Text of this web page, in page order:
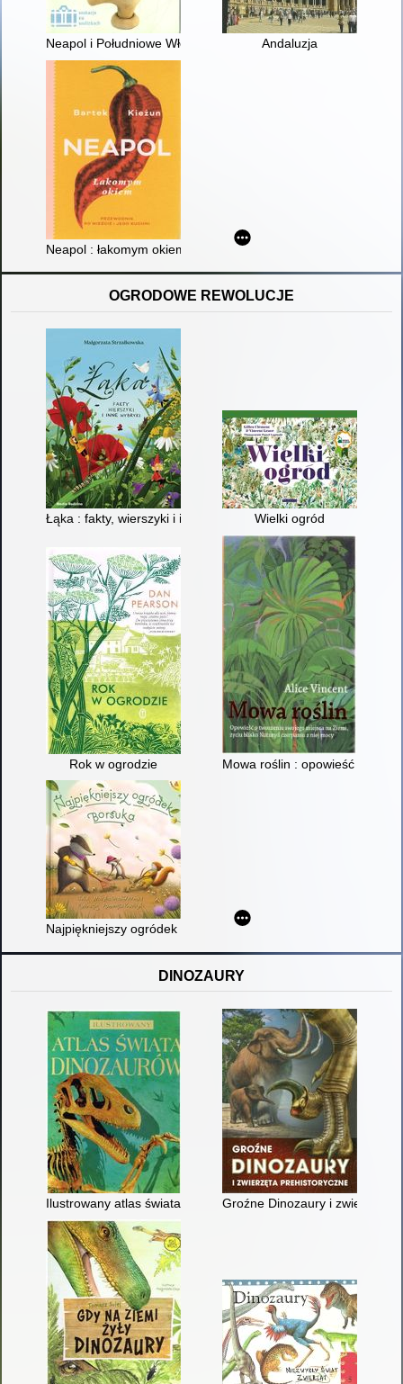
Neapol i Południowe Włochy Andaluzja
Neapol : łakomym okiem
OGRODOWE REWOLUCJE
Łąka : fakty, wierszyki i inne wybryki Wielki ogród
Rok w ogrodzie Mowa roślin : opowieść o
Najpiękniejszy ogródek Borsuka
DINOZAURY
Ilustrowany atlas świata dinozaurówGroźne Dinozaury i zwierzęta